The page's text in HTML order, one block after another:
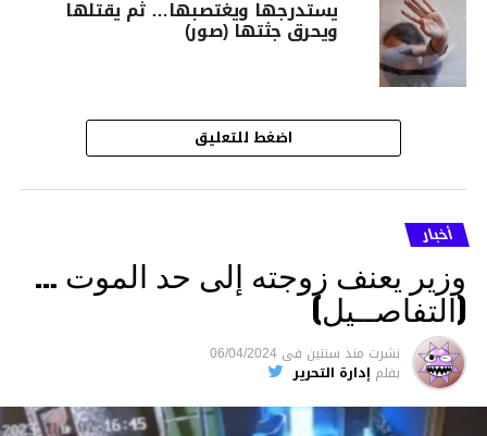
يستدرجها ويغتصبها… ثم يقتلها
ويحرق جثتها (صور)
اضغط للتعليق
أخبار
وزير يعنف زوجته إلى حد الموت …
(التفاصــيل)
نشرت منذ سنتين فى 06/04/2024
بقلم إدارة التحرير